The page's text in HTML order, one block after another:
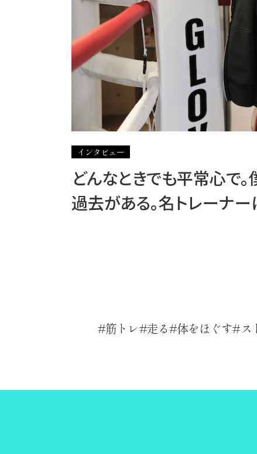
インタビュー
どんなときでも平常心で
過去がある。名トレーナ
筋トレ 走る 体をほぐす ス